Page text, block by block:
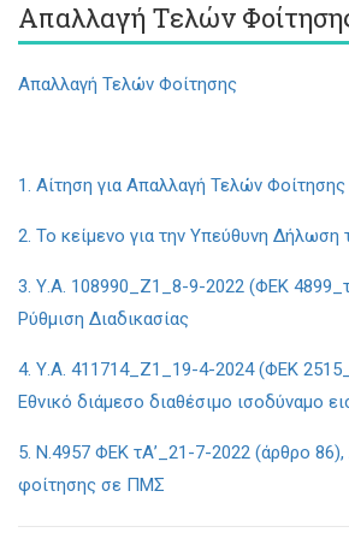
Απαλλαγή Τελών
Απαλλαγή Τελών Φοίτησης
1. Αίτηση για Απαλλαγή Τελών Φοίτησης
2. Το κείμενο για την Υπεύθυνη Δήλωση
3. Υ.Α. 108990_Ζ1_8-9-2022 (ΦΕΚ
Ρύθμιση Διαδικασίας
4. Υ.Α. 411714_Ζ1_19-4-2024 (ΦΕΚ
Εθνικό διάμεσο διαθέσιμο ισοδύναμο
5. Ν.4957 ΦΕΚ τΑ’_21-7-2022 (άρθρο
φοίτησης σε ΠΜΣ